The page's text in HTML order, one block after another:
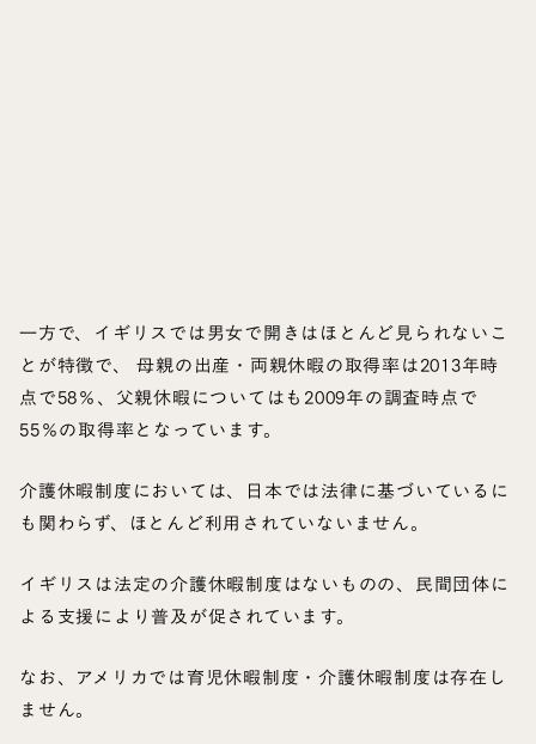
一方で、イギリスでは男女で開きはほとんど見られないこ
とが特徴で、 母親の出産・両親休暇の取得率は2013年時
点で58％、父親休暇についてはも2009年の調査時点で
55％の取得率となっています。
介護休暇制度においては、日本では法律に基づいているに
も関わらず、ほとんど利用されていないません。
イギリスは法定の介護休暇制度はないものの、民間団体に
よる支援により普及が促されています。
なお、アメリカでは育児休暇制度・介護休暇制度は存在し
ません。